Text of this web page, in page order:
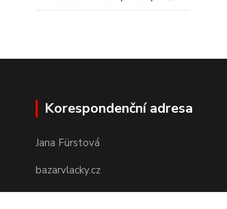
Korespondenční adresa
Jana Fürstová
bazarvlacky.cz